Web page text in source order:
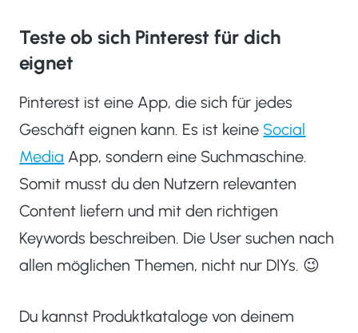
Teste ob sich Pinterest für dich
eignet
Pinterest ist eine App, die sich für jedes
Geschäft eignen kann. Es ist keine Social
Media App, sondern eine Suchmaschine.
Somit musst du den Nutzern relevanten
Content liefern und mit den richtigen
Keywords beschreiben. Die User suchen nach
allen möglichen Themen, nicht nur DIYs. 😉
Du kannst Produktkataloge von deinem